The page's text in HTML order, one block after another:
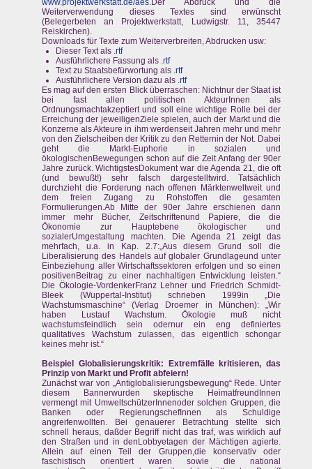
www.projektwerkstatt.de/aes.Der Abdruck und die
Weiterverwendung dieses Textes sind erwünscht
(Belegerbeten an Projektwerkstatt, Ludwigstr. 11, 35447
Reiskirchen).
Downloads für Texte zum Weiterverbreiten, Abdrucken usw:
Dieser Text als .rtf
Ausführlichere Fassung als .rtf
Text zu Staatsbefürwortung als .rtf
Ausführlichere Version dazu als .rtf
Es mag auf den ersten Blick überraschen: Nichtnur der Staat ist
bei fast allen politischen AkteurInnen als
Ordnungsmachtakzeptiert und soll eine wichtige Rolle bei der
Erreichung der jeweiligenZiele spielen, auch der Markt und die
Konzerne als Akteure in ihm werdenseit Jahren mehr und mehr
von den Zielscheiben der Kritik zu den Retternin der Not. Dabei
geht die Markt-Euphorie in sozialen und
ökologischenBewegungen schon auf die Zeit Anfang der 90er
Jahre zurück. WichtigstesDokument war die Agenda 21, die oft
(und bewußt!) sehr falsch dargestelltwird. Tatsächlich
durchzieht die Forderung nach offenen Märktenweltweit und
dem freien Zugang zu Rohstoffen die gesamten
Formulierungen.Ab Mitte der 90er Jahre erschienen dann
immer mehr Bücher, Zeitschriftenund Papiere, die die
Ökonomie zur Hauptebene ökologischer und
sozialerUmgestaltung machten. Die Agenda 21 zeigt das
mehrfach, u.a. in Kap. 2.7:„Aus diesem Grund soll die
Liberalisierung des Handels auf globaler Grundlageund unter
Einbeziehung aller Wirtschaftssektoren erfolgen und so einen
positivenBeitrag zu einer nachhaltigen Entwicklung leisten.“
Die Ökologie-VordenkerFranz Lehner und Friedrich Schmidt-
Bleek (Wuppertal-Institut) schrieben 1999in „Die
Wachstumsmaschine“ (Verlag Droemer in München): „Wir
haben Lustauf Wachstum. Ökologie muß nicht
wachstumsfeindlich sein odernur ein eng definiertes
qualitatives Wachstum zulassen, das eigentlich schongar
keines mehr ist.“
Beispiel Globalisierungskritik: Extremfälle kritisieren, das
Prinzip von Markt und Profit abfeiern!
Zunächst war von „Antiglobalisierungsbewegung“ Rede. Unter
diesem Bannerwurden skeptische HeimatfreundInnen
vermengt mit UmweltschützerInnenoder solchen Gruppen, die
Banken oder RegierungschefInnen als Schuldige
angreifenwollten. Bei genauerer Betrachtung stellte sich
schnell heraus, daßder Begriff nicht das traf, was wirklich auf
den Straßen und in denLobbyetagen der Mächtigen agierte.
Allein auf einen Teil der Gruppen,die konservativ oder
faschistisch orientiert waren sowie die national